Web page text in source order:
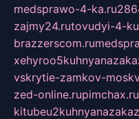
medsprawo-4-ka.ru
zajmy24.rutovudyi-4-
brazzerscom.ru
vskrytie-zamkov-
zed-online.rupimchax.ru